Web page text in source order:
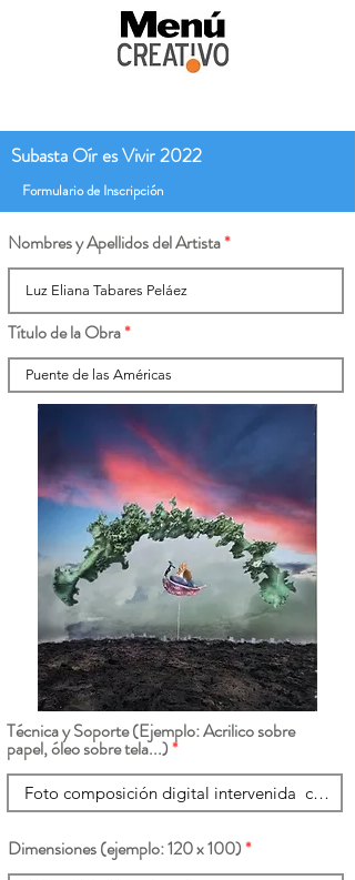
Subasta Oír es Vivir 2022
Formulario de Inscripción
Nombres y Apellidos del Artista
Título de la Obra
Técnica y Soporte (Ejemplo: Acrilico sobre
papel, óleo sobre tela...)
Dimensiones (ejemplo: 120 x 100)